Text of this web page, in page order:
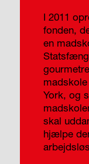
I 2011
fonden,
en
York, og
skal
hjælpe